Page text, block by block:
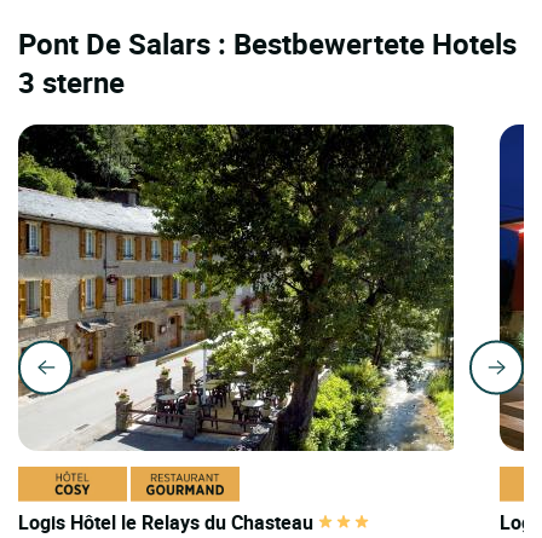
Pont De Salars : Bestbewertete Hotels
3 sterne
Logis Hôtel le Relays du Chasteau